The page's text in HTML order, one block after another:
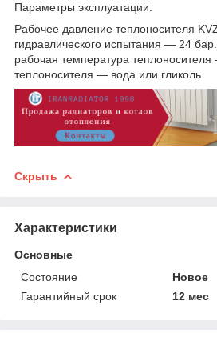
Параметры эксплуатации:
Рабочее давление теплоносителя
гидравлического испытания — 24
рабочая температура
теплоносителя — вода или гликоль.
Скрыть
Характеристики
Основные
Состояние
Новое
Гарантийный срок
12 мес